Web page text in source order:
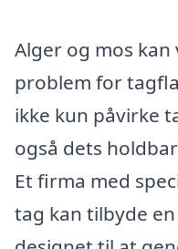
Alger og mos
problem for
ikke kun påvirke
også dets
Et firma med
tag kan tilbyde